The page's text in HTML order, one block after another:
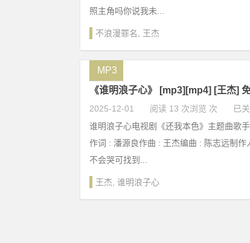
照主角吗你说我未...
不浪漫罪名 王杰
《谁明浪子心》 [mp3][mp4] [王杰]
2025-12-01 阅读 13 次浏览 次 已
MP3
谁明浪子心电视剧《还我本色》主题曲歌
作词 : 潘源良作曲 : 王杰编曲 : 陈志远制作
不会哭可找到...
王杰 谁明浪子心